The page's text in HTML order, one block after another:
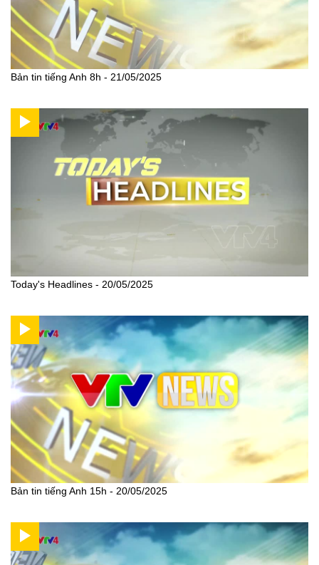
Bản tin tiếng Anh 8h - 21/05/2025
Today's Headlines - 20/05/2025
Bản tin tiếng Anh 15h - 20/05/2025